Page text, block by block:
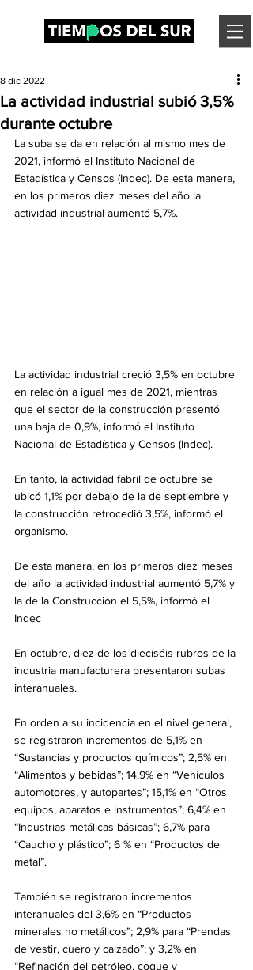
La actividad industrial subió 3,5%
durante octubre
8 dic 2022
La suba se da en relación al mismo mes de
2021, informó el Instituto Nacional de
Estadística y Censos (Indec). De esta manera,
en los primeros diez meses del año la
actividad industrial aumentó 5,7%.
La actividad industrial creció 3,5% en octubre
en relación a igual mes de 2021, mientras
que el sector de la construcción presentó
una baja de 0,9%, informó el Instituto
Nacional de Estadística y Censos (Indec).
En tanto, la actividad fabril de octubre se
ubicó 1,1% por debajo de la de septiembre y
la construcción retrocedió 3,5%, informó el
organismo.
De esta manera, en los primeros diez meses
del año la actividad industrial aumentó 5,7% y
la de la Construcción el 5,5%, informó el
Indec
En octubre, diez de los dieciséis rubros de la
industria manufacturera presentaron subas
interanuales.
En orden a su incidencia en el nivel general,
se registraron incrementos de 5,1% en
“Sustancias y productos químicos”; 2,5% en
“Alimentos y bebidas”; 14,9% en “Vehículos
automotores, y autopartes”; 15,1% en “Otros
equipos, aparatos e instrumentos”; 6,4% en
“Industrias metálicas básicas”; 6,7% para
“Caucho y plástico”; 6 % en “Productos de
metal”.
También se registraron incrementos
interanuales del 3,6% en “Productos
minerales no metálicos”; 2,9% para “Prendas
de vestir, cuero y calzado”; y 3,2% en
“Refinación del petróleo, coque y